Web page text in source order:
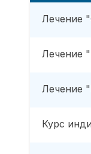
Лечение
Лечение
Лечение
Курс